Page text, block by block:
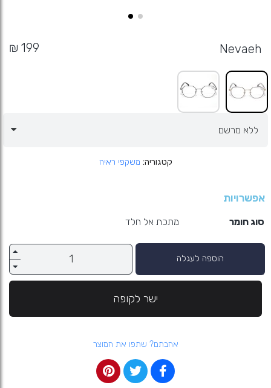
Nevaeh
קטגוריה משקפי ראיה
אפשרויות
סוג חומר מתכת אל חלד
הוספה לעגלה
ישר לקופה
אהבתם? שתפו את המוצר